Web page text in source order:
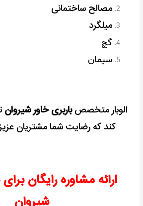
مصالح ساختمانی
میلگرد
گچ
سیمان
الوبار متخصصباربری خاور شیروان
کند که رضایت شما مشتریان
ارائه مشاوره رایگان